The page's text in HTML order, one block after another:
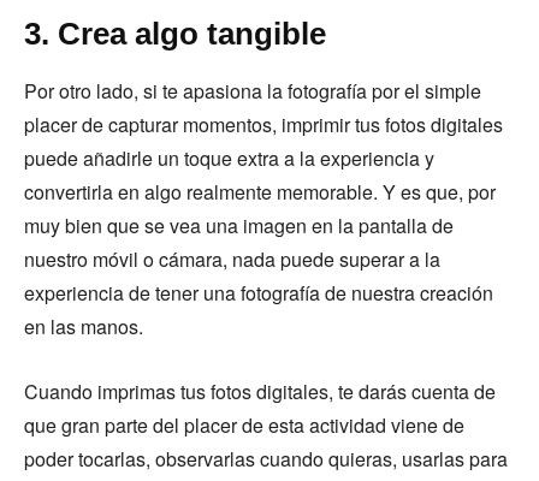
3. Crea algo tangible
Por otro lado, si te apasiona la fotografía por el simple
placer de capturar momentos, imprimir tus fotos digitales
puede añadirle un toque extra a la experiencia y
convertirla en algo realmente memorable. Y es que, por
muy bien que se vea una imagen en la pantalla de
nuestro móvil o cámara, nada puede superar a la
experiencia de tener una fotografía de nuestra creación
en las manos.
Cuando imprimas tus fotos digitales, te darás cuenta de
que gran parte del placer de esta actividad viene de
poder tocarlas, observarlas cuando quieras, usarlas para